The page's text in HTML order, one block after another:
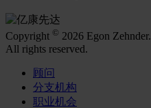
Copyright © 2026 Egon Zehnder.
All rights reserved.
顾问
分支机构
职业机会